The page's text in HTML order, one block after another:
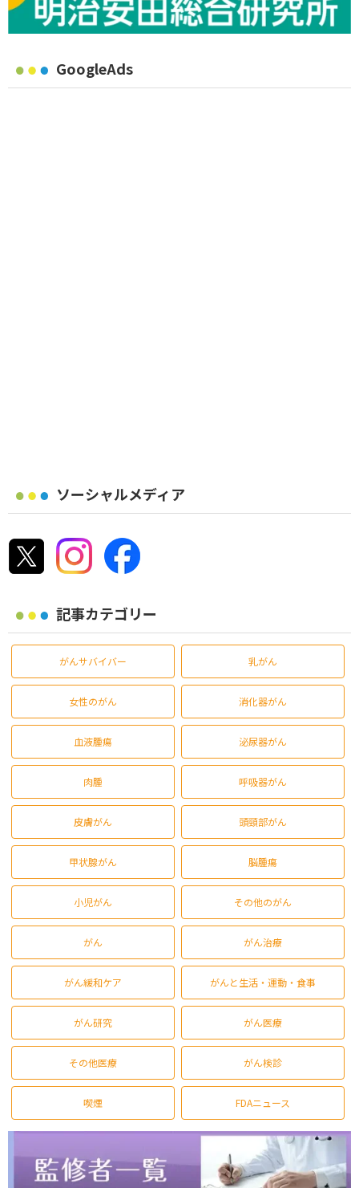
GoogleAds
ソーシャルメディア
記事カテゴリー
がんサバイバー 乳がん
女性のがん 消化器がん
血液腫瘍 泌尿器がん
肉腫 呼吸器がん
皮膚がん 頭頸部がん
甲状腺がん 脳腫瘍
小児がん その他のがん
がん がん治療
がん緩和ケア がんと生活・運動・食事
がん研究 がん医療
その他医療 がん検診
喫煙 FDAニュース